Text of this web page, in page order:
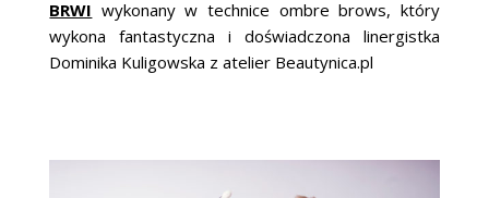
BRWI wykonany w technice ombre brows, który
wykona fantastyczna i doświadczona linergistka
Dominika Kuligowska z atelier Beautynica.pl